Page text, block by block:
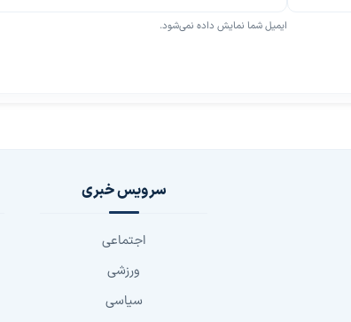
ایمیل شما نمایش داده نمی‌شود.
سرویس خبری
اجتماعی
ورزشی
سیاسی